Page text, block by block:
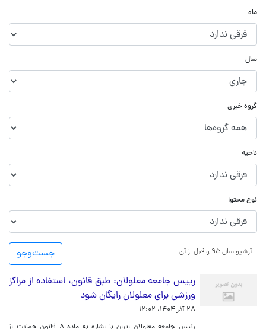
ماه
سال
گروه خبری
ناحیه
نوع محتوا
جست‌و‌جو آرشیو سال ۹۵ و قبل از آن
رییس جامعه معلولان: طبق قانون، استفاده از مراکز
ورزشی برای معلولان رایگان شود
۲۸ آذر ۱۴۰۴، ۱۲:۰۲